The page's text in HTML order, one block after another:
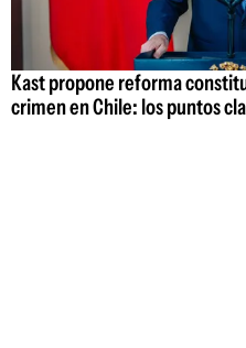
Kast propone reforma
crimen en Chile: los puntos